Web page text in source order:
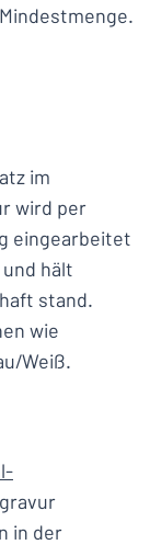
im
wird per
eingearbeitet
hält
stand.
wie
Weiß.
in der